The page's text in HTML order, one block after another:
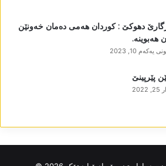
دھوکێ : کوردان ھەمی دەمان خەونێن
ھەبوینە.
یه‌كه‌م 10, 2023
پێرپینێ